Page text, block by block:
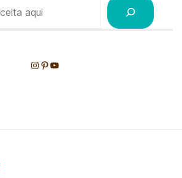
Instagram
Pinterest
Youtube